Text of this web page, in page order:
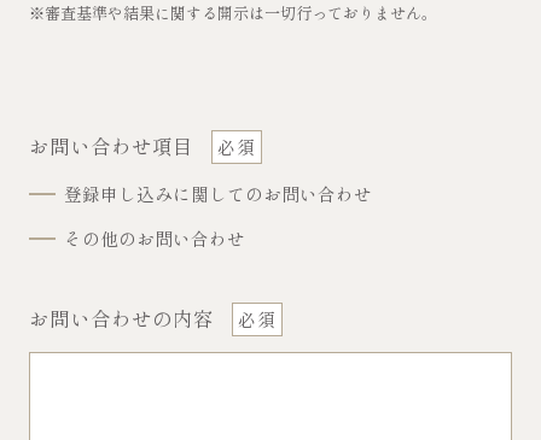
※審査基準や結果に関する開示は一切行っておりません。
お問い合わせ項目
登録申し込みに関してのお問い合わせ
その他のお問い合わせ
お問い合わせの内容